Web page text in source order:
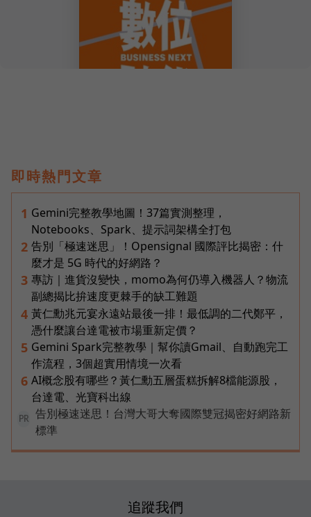
即時熱門文章
1 Gemini完整教學地圖！37篇實測整理，
Notebooks、Spark、提示詞架構全打包
2 告別「極速迷思」！Opensignal 國際評比揭密：什
麼才是 5G 時代的好網路？
3 專訪｜進貨沒變快，momo為何仍導入機器人？物流
副總揭比拚速度更棘手的缺工難題
4 黃仁勳兆元宴永遠站最後一排！最低調的二代鄭平，
憑什麼讓台達電被市場重新定價？
5 Gemini Spark完整教學｜幫你讀Gmail、自動跑完工
作流程，3個超實用情境一次看
6 AI概念股有哪些？黃仁勳五層蛋糕拆解8檔能源股，
台達電、光寶科出線
PR
告別極速迷思！台灣大哥大奪國際雙冠揭密好網路新
標準
追蹤我們